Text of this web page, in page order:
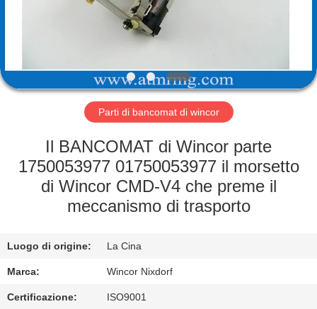
NOI
ALLA
FABBRICA
CONTROLLO
CONTATTACI
Parti di bancomat di wincor
Il BANCOMAT di Wincor parte
1750053977 01750053977 il morsetto
di Wincor CMD-V4 che preme il
meccanismo di trasporto
Luogo di origine: La Cina
Marca: Wincor Nixdorf
Certificazione: ISO9001